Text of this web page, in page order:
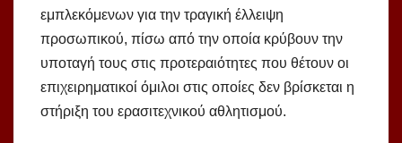
εμπλεκόμενων για την τραγική έλλειψη
προσωπικού, πίσω από την οποία κρύβουν την
υποταγή τους στις προτεραιότητες που θέτουν οι
επιχειρηματικοί όμιλοι στις οποίες δεν βρίσκεται η
στήριξη του ερασιτεχνικού αθλητισμού.